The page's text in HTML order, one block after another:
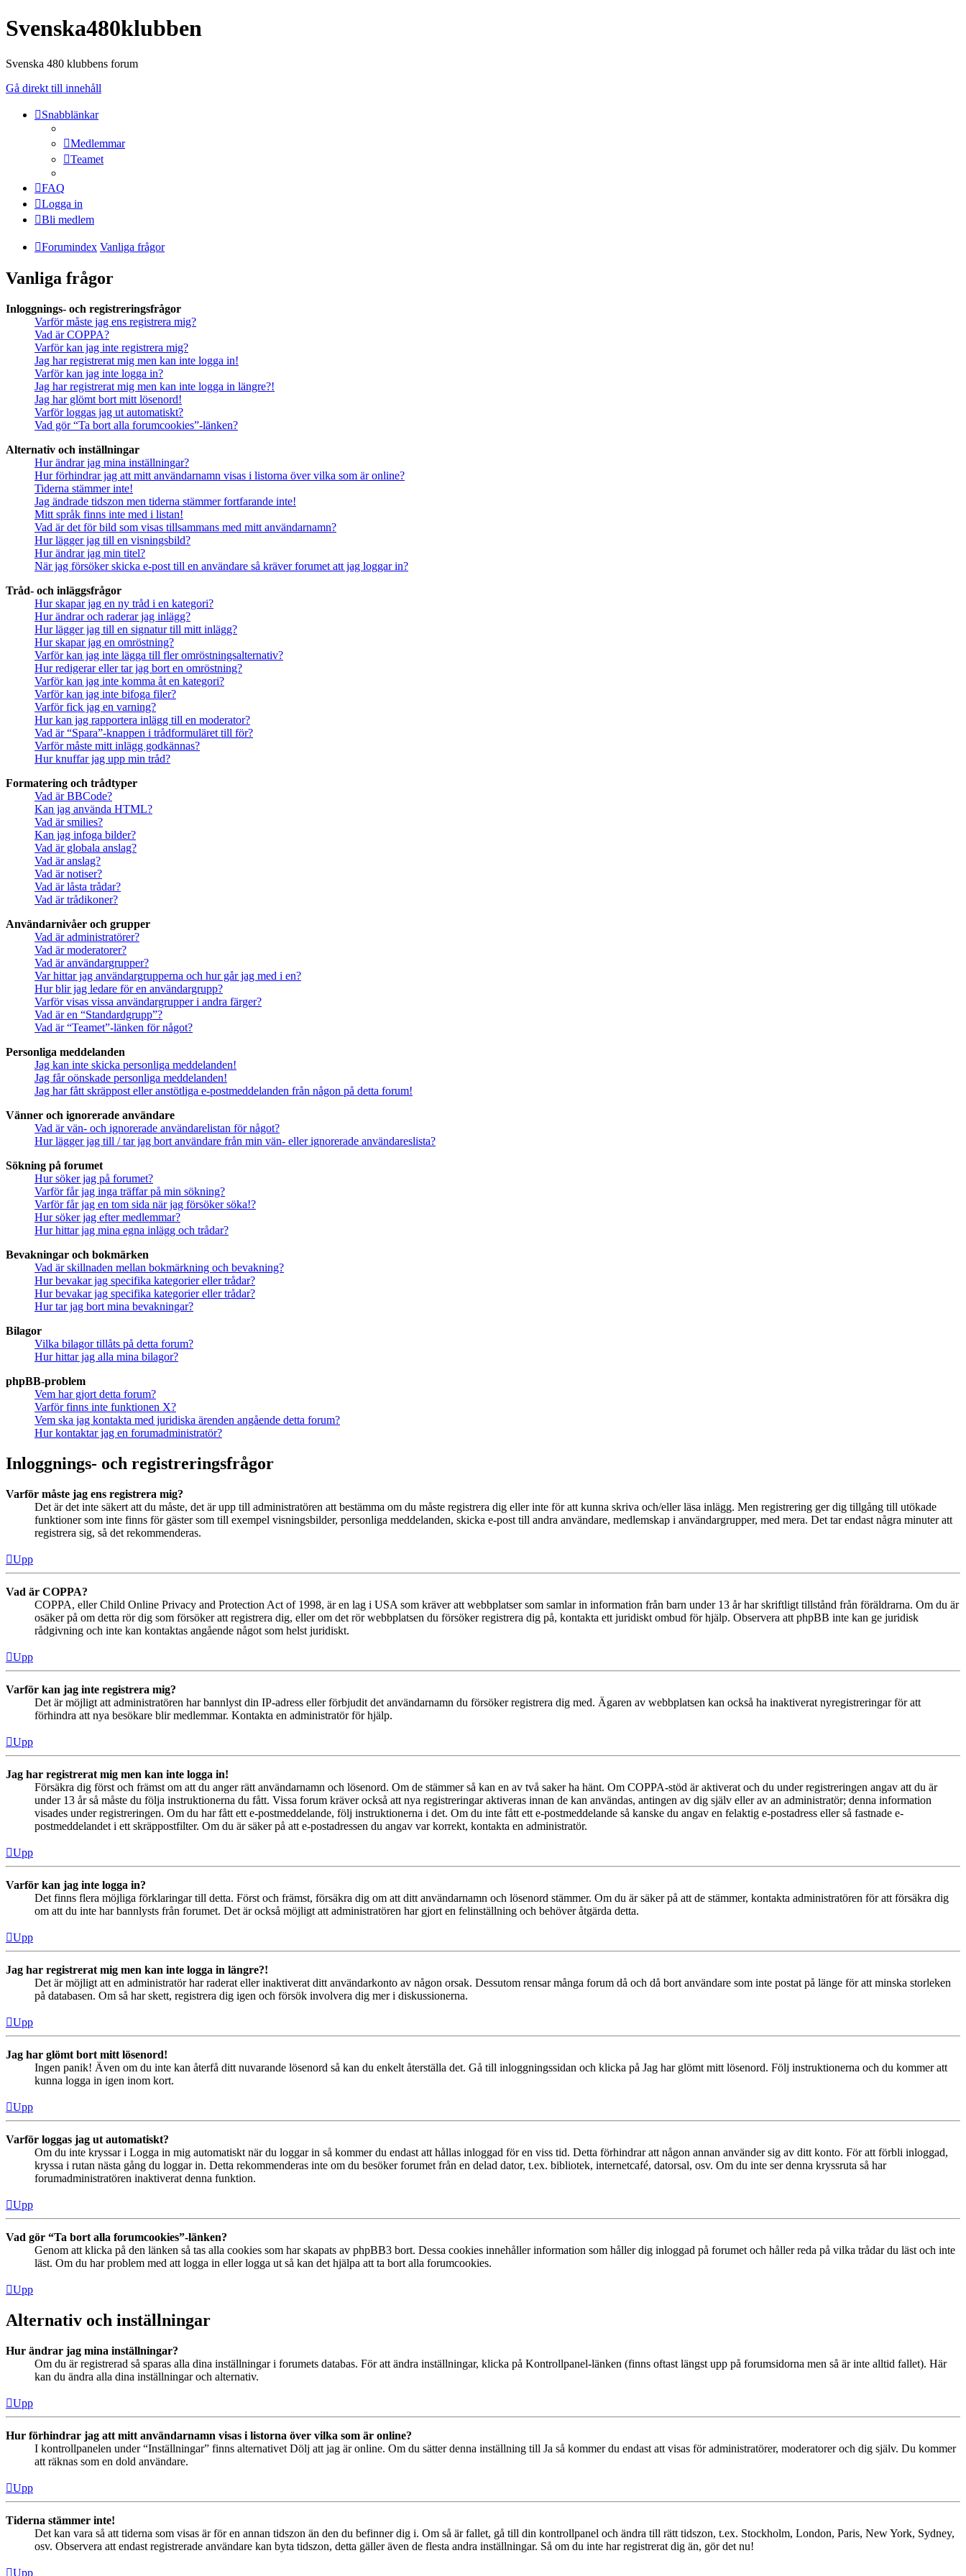
Svenska480klubben
Svenska 480 klubbens forum
Gå direkt till innehåll
Snabblänkar
Medlemmar
Teamet
FAQ
Logga in
Bli medlem
Forumindex Vanliga frågor
Vanliga frågor
Inloggnings- och registreringsfrågor
Varför måste jag ens registrera mig?
Vad är COPPA?
Varför kan jag inte registrera mig?
Jag har registrerat mig men kan inte logga in!
Varför kan jag inte logga in?
Jag har registrerat mig men kan inte logga in längre?!
Jag har glömt bort mitt lösenord!
Varför loggas jag ut automatiskt?
Vad gör “Ta bort alla forumcookies”-länken?
Alternativ och inställningar
Hur ändrar jag mina inställningar?
Hur förhindrar jag att mitt användarnamn visas i listorna över vilka som är online?
Tiderna stämmer inte!
Jag ändrade tidszon men tiderna stämmer fortfarande inte!
Mitt språk finns inte med i listan!
Vad är det för bild som visas tillsammans med mitt användarnamn?
Hur lägger jag till en visningsbild?
Hur ändrar jag min titel?
När jag försöker skicka e-post till en användare så kräver forumet att jag loggar in?
Tråd- och inläggsfrågor
Hur skapar jag en ny tråd i en kategori?
Hur ändrar och raderar jag inlägg?
Hur lägger jag till en signatur till mitt inlägg?
Hur skapar jag en omröstning?
Varför kan jag inte lägga till fler omröstningsalternativ?
Hur redigerar eller tar jag bort en omröstning?
Varför kan jag inte komma åt en kategori?
Varför kan jag inte bifoga filer?
Varför fick jag en varning?
Hur kan jag rapportera inlägg till en moderator?
Vad är “Spara”-knappen i trådformuläret till för?
Varför måste mitt inlägg godkännas?
Hur knuffar jag upp min tråd?
Formatering och trådtyper
Vad är BBCode?
Kan jag använda HTML?
Vad är smilies?
Kan jag infoga bilder?
Vad är globala anslag?
Vad är anslag?
Vad är notiser?
Vad är låsta trådar?
Vad är trådikoner?
Användarnivåer och grupper
Vad är administratörer?
Vad är moderatorer?
Vad är användargrupper?
Var hittar jag användargrupperna och hur går jag med i en?
Hur blir jag ledare för en användargrupp?
Varför visas vissa användargrupper i andra färger?
Vad är en “Standardgrupp”?
Vad är “Teamet”-länken för något?
Personliga meddelanden
Jag kan inte skicka personliga meddelanden!
Jag får oönskade personliga meddelanden!
Jag har fått skräppost eller anstötliga e-postmeddelanden från någon på detta forum!
Vänner och ignorerade användare
Vad är vän- och ignorerade användarelistan för något?
Hur lägger jag till / tar jag bort användare från min vän- eller ignorerade användareslista?
Sökning på forumet
Hur söker jag på forumet?
Varför får jag inga träffar på min sökning?
Varför får jag en tom sida när jag försöker söka!?
Hur söker jag efter medlemmar?
Hur hittar jag mina egna inlägg och trådar?
Bevakningar och bokmärken
Vad är skillnaden mellan bokmärkning och bevakning?
Hur bevakar jag specifika kategorier eller trådar?
Hur bevakar jag specifika kategorier eller trådar?
Hur tar jag bort mina bevakningar?
Bilagor
Vilka bilagor tillåts på detta forum?
Hur hittar jag alla mina bilagor?
phpBB-problem
Vem har gjort detta forum?
Varför finns inte funktionen X?
Vem ska jag kontakta med juridiska ärenden angående detta forum?
Hur kontaktar jag en forumadministratör?
Inloggnings- och registreringsfrågor
Varför måste jag ens registrera mig?
Det är det inte säkert att du måste, det är upp till administratören att bestämma om du måste registrera dig eller inte för att kunna skriva och/eller läsa inlägg. Men registrering ger dig tillgång till utökade
funktioner som inte finns för gäster som till exempel visningsbilder, personliga meddelanden, skicka e-post till andra användare, medlemskap i användargrupper, med mera. Det tar endast några minuter att
registrera sig, så det rekommenderas.
Upp
Vad är COPPA?
COPPA, eller Child Online Privacy and Protection Act of 1998, är en lag i USA som kräver att webbplatser som samlar in information från barn under 13 år har skriftligt tillstånd från föräldrarna. Om du är
osäker på om detta rör dig som försöker att registrera dig, eller om det rör webbplatsen du försöker registrera dig på, kontakta ett juridiskt ombud för hjälp. Observera att phpBB inte kan ge juridisk
rådgivning och inte kan kontaktas angående något som helst juridiskt.
Upp
Varför kan jag inte registrera mig?
Det är möjligt att administratören har bannlyst din IP-adress eller förbjudit det användarnamn du försöker registrera dig med. Ägaren av webbplatsen kan också ha inaktiverat nyregistreringar för att
förhindra att nya besökare blir medlemmar. Kontakta en administratör för hjälp.
Upp
Jag har registrerat mig men kan inte logga in!
Försäkra dig först och främst om att du anger rätt användarnamn och lösenord. Om de stämmer så kan en av två saker ha hänt. Om COPPA-stöd är aktiverat och du under registreringen angav att du är
under 13 år så måste du följa instruktionerna du fått. Vissa forum kräver också att nya registreringar aktiveras innan de kan användas, antingen av dig själv eller av an administratör; denna information
visades under registreringen. Om du har fått ett e-postmeddelande, följ instruktionerna i det. Om du inte fått ett e-postmeddelande så kanske du angav en felaktig e-postadress eller så fastnade e-
postmeddelandet i ett skräppostfilter. Om du är säker på att e-postadressen du angav var korrekt, kontakta en administratör.
Upp
Varför kan jag inte logga in?
Det finns flera möjliga förklaringar till detta. Först och främst, försäkra dig om att ditt användarnamn och lösenord stämmer. Om du är säker på att de stämmer, kontakta administratören för att försäkra dig
om att du inte har bannlysts från forumet. Det är också möjligt att administratören har gjort en felinställning och behöver åtgärda detta.
Upp
Jag har registrerat mig men kan inte logga in längre?!
Det är möjligt att en administratör har raderat eller inaktiverat ditt användarkonto av någon orsak. Dessutom rensar många forum då och då bort användare som inte postat på länge för att minska storleken
på databasen. Om så har skett, registrera dig igen och försök involvera dig mer i diskussionerna.
Upp
Jag har glömt bort mitt lösenord!
Ingen panik! Även om du inte kan återfå ditt nuvarande lösenord så kan du enkelt återställa det. Gå till inloggningssidan och klicka på Jag har glömt mitt lösenord. Följ instruktionerna och du kommer att
kunna logga in igen inom kort.
Upp
Varför loggas jag ut automatiskt?
Om du inte kryssar i Logga in mig automatiskt när du loggar in så kommer du endast att hållas inloggad för en viss tid. Detta förhindrar att någon annan använder sig av ditt konto. För att förbli inloggad,
kryssa i rutan nästa gång du loggar in. Detta rekommenderas inte om du besöker forumet från en delad dator, t.ex. bibliotek, internetcafé, datorsal, osv. Om du inte ser denna kryssruta så har
forumadministratören inaktiverat denna funktion.
Upp
Vad gör “Ta bort alla forumcookies”-länken?
Genom att klicka på den länken så tas alla cookies som har skapats av phpBB3 bort. Dessa cookies innehåller information som håller dig inloggad på forumet och håller reda på vilka trådar du läst och inte
läst. Om du har problem med att logga in eller logga ut så kan det hjälpa att ta bort alla forumcookies.
Upp
Alternativ och inställningar
Hur ändrar jag mina inställningar?
Om du är registrerad så sparas alla dina inställningar i forumets databas. För att ändra inställningar, klicka på Kontrollpanel-länken (finns oftast längst upp på forumsidorna men så är inte alltid fallet). Här
kan du ändra alla dina inställningar och alternativ.
Upp
Hur förhindrar jag att mitt användarnamn visas i listorna över vilka som är online?
I kontrollpanelen under “Inställningar” finns alternativet Dölj att jag är online. Om du sätter denna inställning till Ja så kommer du endast att visas för administratörer, moderatorer och dig själv. Du kommer
att räknas som en dold användare.
Upp
Tiderna stämmer inte!
Det kan vara så att tiderna som visas är för en annan tidszon än den du befinner dig i. Om så är fallet, gå till din kontrollpanel och ändra till rätt tidszon, t.ex. Stockholm, London, Paris, New York, Sydney,
osv. Observera att endast registrerade användare kan byta tidszon, detta gäller även de flesta andra inställningar. Så om du inte har registrerat dig än, gör det nu!
Upp